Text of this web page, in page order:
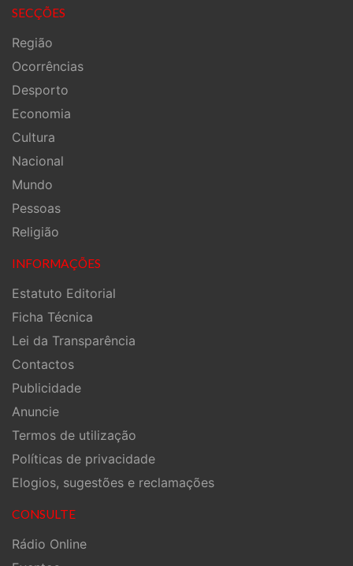
SECÇÕES
Região
Ocorrências
Desporto
Economia
Cultura
Nacional
Mundo
Pessoas
Religião
INFORMAÇÕES
Estatuto Editorial
Ficha Técnica
Lei da Transparência
Contactos
Publicidade
Anuncie
Termos de utilização
Políticas de privacidade
Elogios, sugestões e reclamações
CONSULTE
Rádio Online